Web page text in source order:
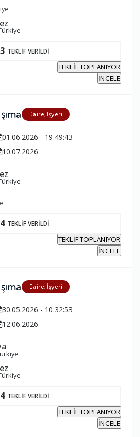
3 TEKLİF VERİLDİ
TEKLİF TOPLANIYOR
İNCELE
Daire, İşyeri
01.06.2026 - 19:49:43
10.07.2026
4 TEKLİF VERİLDİ
TEKLİF TOPLANIYOR
İNCELE
Daire, İşyeri
30.05.2026 - 10:32:53
12.06.2026
4 TEKLİF VERİLDİ
TEKLİF TOPLANIYOR
İNCELE